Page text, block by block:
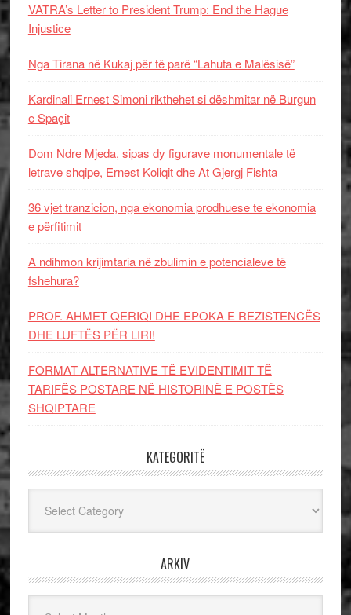
VATRA’s Letter to President Trump: End the Hague
Injustice
Nga Tirana në Kukaj për të parë “Lahuta e Malësisë”
Kardinali Ernest Simoni rikthehet si dëshmitar në Burgun
e Spaçit
Dom Ndre Mjeda, sipas dy figurave monumentale të
letrave shqipe, Ernest Koliqit dhe At Gjergj Fishta
36 vjet tranzicion, nga ekonomia prodhuese te ekonomia
e përfitimit
A ndihmon krijimtaria në zbulimin e potencialeve të
fshehura?
PROF. AHMET QERIQI DHE EPOKA E REZISTENCЁS
DHE LUFTЁS PЁR LIRI!
FORMAT ALTERNATIVE TË EVIDENTIMIT TË
TARIFËS POSTARE NË HISTORINË E POSTËS
SHQIPTARE
KATEGORITË
ARKIV